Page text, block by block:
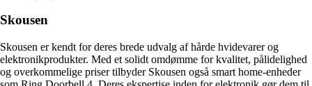
Skousen
Skousen er kendt for deres brede udvalg af hårde hvidevarer og
elektronikprodukter. Med et solidt omdømme for kvalitet, pålidelighed
og overkommelige priser tilbyder Skousen også smart home-enheder